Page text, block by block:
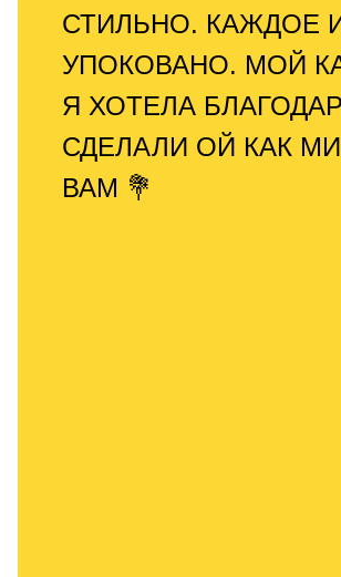
СТИЛЬНО. КАЖДОЕ
УПОКОВАНО. МОЙ
Я ХОТЕЛА
СДЕЛАЛИ ОЙ КАК
ВАМ 💐